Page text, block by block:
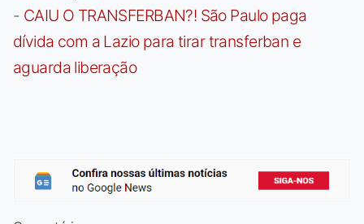
- CAIU O TRANSFERBAN?! São Paulo paga
dívida com a Lazio para tirar transferban e
aguarda liberação